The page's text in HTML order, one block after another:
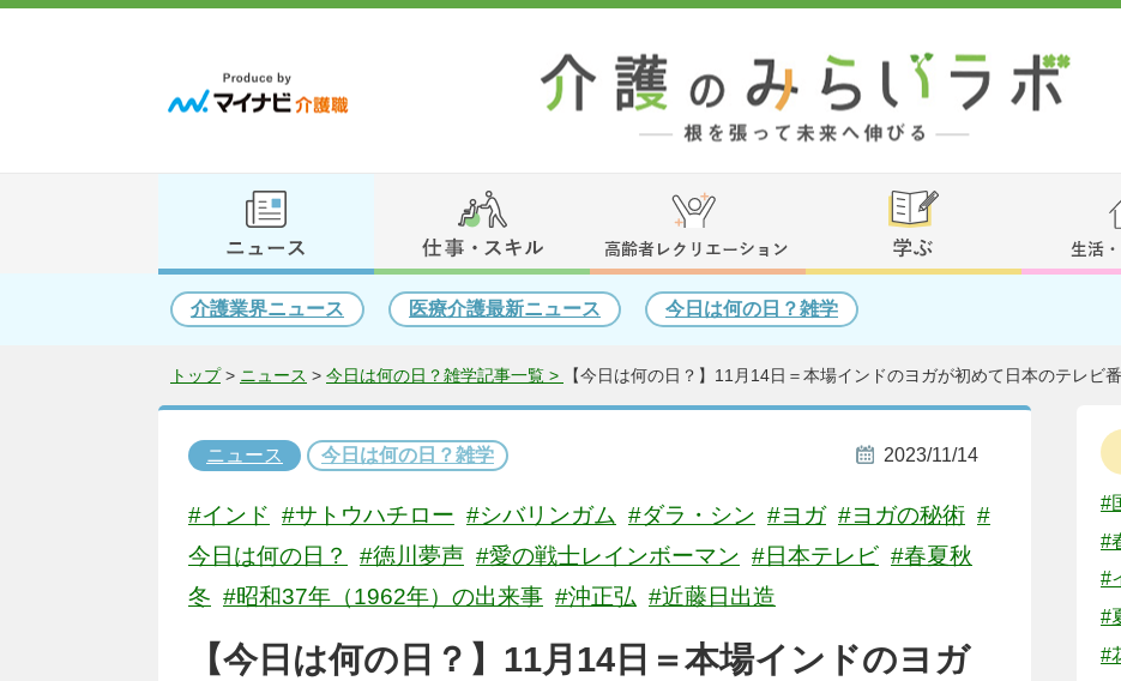
介護業界ニュース 医療介護最新ニュース 今日は何の日？雑学
トップ> ニュース > 今日は何の日？雑学記事一覧 > 【今日は何の日？】11月14日＝本場インドのヨガが初めて日本のテレビ
ニュース 今日は何の日？雑学 2023/11/14
#インド #サトウハチロー #シバリンガム #ダラ・シン #ヨガ #ヨガの秘術 #
今日は何の日？
#徳川夢声 #愛の戦士レインボーマン #日本テレビ #春夏秋
冬 #昭和37年（1962年）の出来事 #沖正弘 #近藤日出造
【今日は何の日？】11月14日＝本場インドのヨガ
#
#
#
#
#